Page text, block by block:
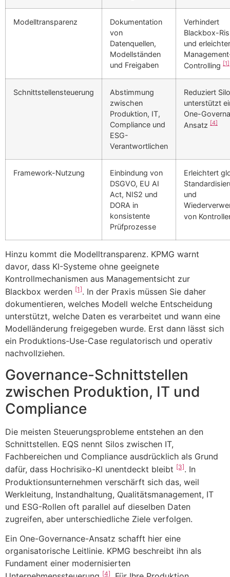
Modelltransparenz
Dokumentation
von
Datenquellen,
Modellständen
und Freigaben
Verhindert
Blackbox-
und
Controlling [1]
Schnittstellensteuerung
Abstimmung
zwischen
Produktion, IT,
Compliance und
ESG-
Verantwortlichen
Reduziert
unterstützt
One-
Ansatz [4]
Framework-Nutzung
Einbindung von
DSGVO, EU AI
Act, NIS2 und
DORA in
konsistente
Prüfprozesse
Erleichtert
und
von
Hinzu kommt die Modelltransparenz. KPMG warnt
davor, dass KI-Systeme ohne geeignete
Kontrollmechanismen aus Managementsicht zur
Blackbox werden [1]. In der Praxis müssen Sie daher
dokumentieren, welches Modell welche Entscheidung
unterstützt, welche Daten es verarbeitet und wann eine
Modelländerung freigegeben wurde. Erst dann lässt sich
ein Produktions-Use-Case regulatorisch und operativ
nachvollziehen.
Governance-Schnittstellen
zwischen Produktion, IT und
Compliance
Die meisten Steuerungsprobleme entstehen an den
Schnittstellen. EQS nennt Silos zwischen IT,
Fachbereichen und Compliance ausdrücklich als Grund
dafür, dass Hochrisiko-KI unentdeckt bleibt [3]. In
Produktionsunternehmen verschärft sich das, weil
Werkleitung, Instandhaltung, Qualitätsmanagement, IT
und ESG-Rollen oft parallel auf dieselben Daten
zugreifen, aber unterschiedliche Ziele verfolgen.
Ein One-Governance-Ansatz schafft hier eine
organisatorische Leitlinie. KPMG beschreibt ihn als
Fundament einer modernisierten
[4]